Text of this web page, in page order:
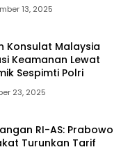
13, 2025
Konsulat Malaysia
Keamanan Lewat
Sespimti Polri
23, 2025
RI-AS: Prabowo
Turunkan Tarif